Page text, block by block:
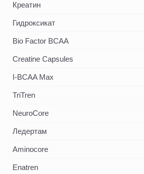
Креатин
Гидроксикат
Bio Factor BCAA
Creatine Capsules
I-BCAA Max
TriTren
NeuroCore
Ледертам
Aminocore
Enatren